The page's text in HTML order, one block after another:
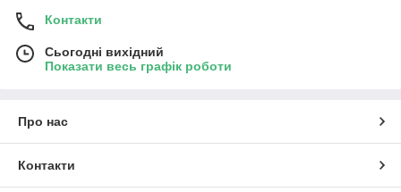
Контакти
Сьогодні вихідний
Показати весь графік роботи
Про нас
Контакти